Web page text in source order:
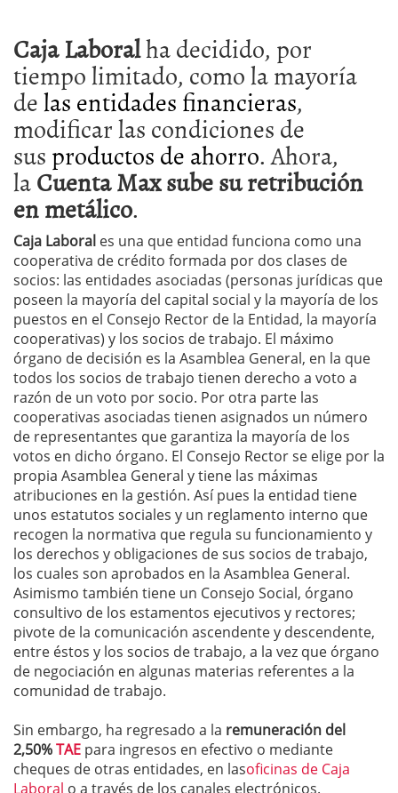
Caja Laboralha decidido, por
tiempo limitado, como la mayoría
delas entidades financieras,
modificar las condiciones de
susproductos de ahorro. Ahora,
laCuenta Max sube su retribución
en metálico.
Caja Laboral es una que entidad funciona como una
cooperativa de crédito formada por dos clases de
socios: las entidades asociadas (personas jurídicas que
poseen la mayoría del capital social y la mayoría de los
puestos en el Consejo Rector de la Entidad, la mayoría
cooperativas) y los socios de trabajo. El máximo
órgano de decisión es la Asamblea General, en la que
todos los socios de trabajo tienen derecho a voto a
razón de un voto por socio. Por otra parte las
cooperativas asociadas tienen asignados un número
de representantes que garantiza la mayoría de los
votos en dicho órgano. El Consejo Rector se elige por la
propia Asamblea General y tiene las máximas
atribuciones en la gestión. Así pues la entidad tiene
unos estatutos sociales y un reglamento interno que
recogen la normativa que regula su funcionamiento y
los derechos y obligaciones de sus socios de trabajo,
los cuales son aprobados en la Asamblea General.
Asimismo también tiene un Consejo Social, órgano
consultivo de los estamentos ejecutivos y rectores;
pivote de la comunicación ascendente y descendente,
entre éstos y los socios de trabajo, a la vez que órgano
de negociación en algunas materias referentes a la
comunidad de trabajo.
Sin embargo, ha regresado a la remuneración del
2,50%TAE para ingresos en efectivo o mediante
cheques de otras entidades, en lasoficinas de Caja
Laboral o a través de los canales electrónicos.